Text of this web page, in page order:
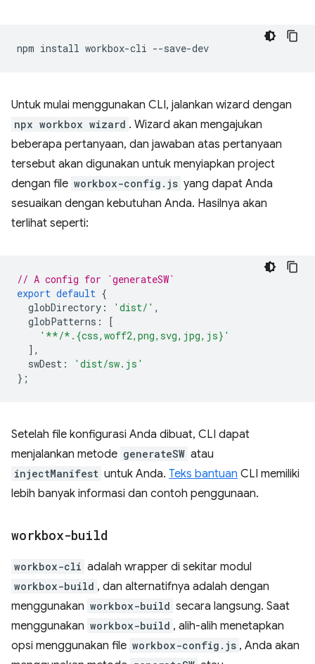
npm install workbox-cli
Untuk mulai menggunakan CLI, jalankan wizard dengan
npx workbox wizard . Wizard akan mengajukan
beberapa pertanyaan, dan jawaban atas pertanyaan
tersebut akan digunakan untuk menyiapkan project
dengan file workbox-config.js yang dapat Anda
sesuaikan dengan kebutuhan Anda. Hasilnya akan
terlihat seperti:
// A config for `generateSW`
export default {
globDirectory : 'dist/' ,
globPatterns :
[
'**/*.{css,woff2,png,svg,jpg,js}'
],
swDest :
'dist/sw.js'
};
Setelah file konfigurasi Anda dibuat, CLI dapat
menjalankan metode generateSW atau
injectManifest untuk Anda. Teks bantuan CLI memiliki
lebih banyak informasi dan contoh penggunaan.
workbox-build
workbox-cli adalah wrapper di sekitar modul
workbox-build , dan alternatifnya adalah dengan
menggunakan workbox-build secara langsung. Saat
menggunakan workbox-build , alih-alih menetapkan
opsi menggunakan file workbox-config.js , Anda akan